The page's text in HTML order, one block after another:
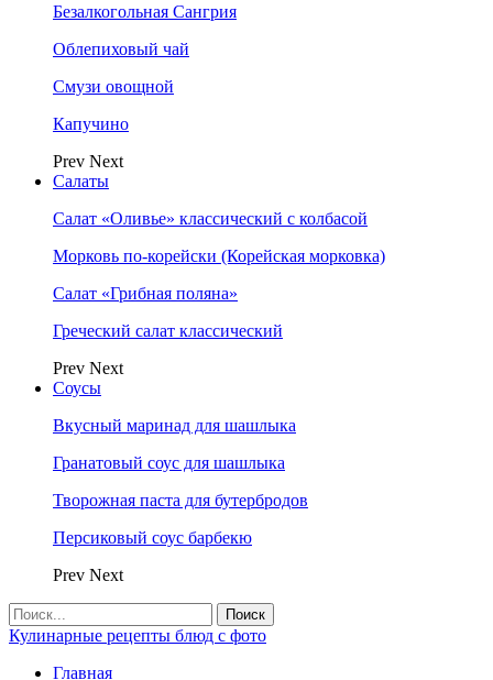
Безалкогольная Сангрия
Облепиховый чай
Смузи овощной
Капучино
Prev Next
Салаты
Салат «Оливье» классический с колбасой
Морковь по-корейски (Корейская морковка)
Салат «Грибная поляна»
Греческий салат классический
Prev Next
Соусы
Вкусный маринад для шашлыка
Гранатовый соус для шашлыка
Творожная паста для бутербродов
Персиковый соус барбекю
Prev Next
Кулинарные рецепты блюд с фото
Главная